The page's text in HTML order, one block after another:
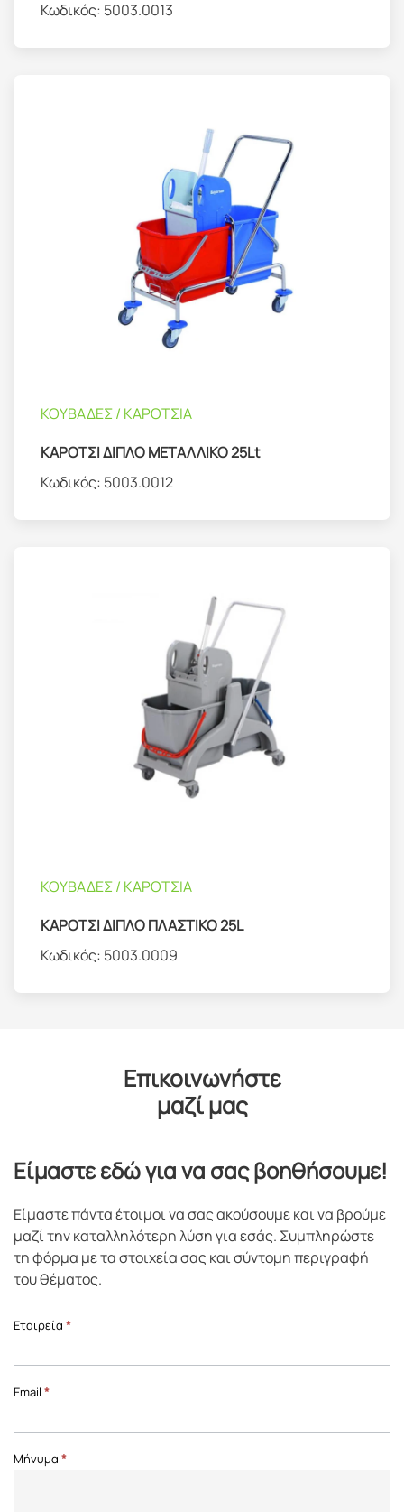
Κωδικός: 5003.0013
ΚΟΥΒΑΔΕΣ / ΚΑΡΟΤΣΙΑ
ΚΑΡΟΤΣΙ ΔΙΠΛΟ ΜΕΤΑΛΛΙΚΟ 25Lt
Κωδικός: 5003.0012
ΚΟΥΒΑΔΕΣ / ΚΑΡΟΤΣΙΑ
ΚΑΡΟΤΣΙ ΔΙΠΛΟ ΠΛΑΣΤΙΚΟ 25L
Κωδικός: 5003.0009
Επικοινωνήστε
μαζί μας
Είμαστε εδώ για να σας βοηθήσουμε!
Είμαστε πάντα έτοιμοι να σας ακούσουμε και να βρούμε
μαζί την καταλληλότερη λύση για εσάς. Συμπληρώστε
τη φόρμα με τα στοιχεία σας και σύντομη περιγραφή
του θέματος.
Επικοινωνία
Page
Εταιρεία *
Email *
Μήνυμα *